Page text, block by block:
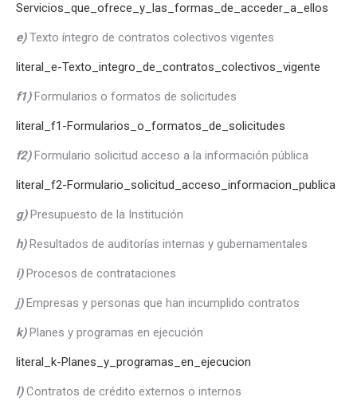
Servicios_que_ofrece_y_las_formas_de_acceder_a_ellos
e)Texto íntegro de contratos colectivos vigentes
literal_e-Texto_integro_de_contratos_colectivos_vigente
f1)Formularios o formatos de solicitudes
literal_f1-Formularios_o_formatos_de_solicitudes
f2)Formulario solicitud acceso a la información pública
literal_f2-Formulario_solicitud_acceso_informacion_publica
g) Presupuesto de la Institución
h)Resultados de auditorías internas y gubernamentales
i) Procesos de contrataciones
j) Empresas y personas que han incumplido contratos
k) Planes y programas en ejecución
literal_k-Planes_y_programas_en_ejecucion
l) Contratos de crédito externos o internos